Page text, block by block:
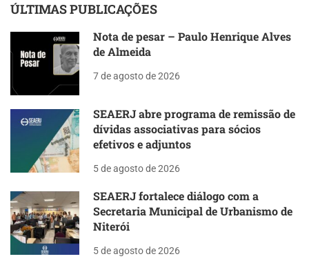
ÚLTIMAS PUBLICAÇÕES
Nota de pesar – Paulo Henrique Alves
de Almeida
7 de agosto de 2026
SEAERJ abre programa de remissão de
dívidas associativas para sócios
efetivos e adjuntos
5 de agosto de 2026
SEAERJ fortalece diálogo com a
Secretaria Municipal de Urbanismo de
Niterói
5 de agosto de 2026